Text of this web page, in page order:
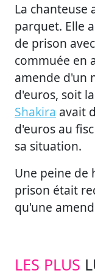
La chanteuse
parquet. Elle
de prison
commuée en
amende d'un
d'euros, soit
Shakira avait
d'euros au
sa situation.
Une peine de
prison était
qu'une
LES PLUS